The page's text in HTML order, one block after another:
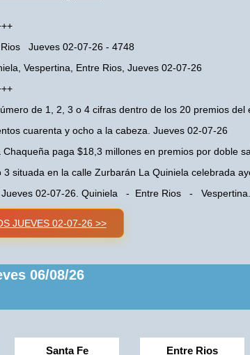
Jueves 02-07-26 - 4748
Vespertina, Entre Rios, Jueves 02-07-26
de 1, 2, 3 o 4 cifras dentro de los 20 premios del
cuarenta y ocho a la cabeza. Jueves 02-07-26
paga $18,3 millones en premios por doble
situada en la calle Zurbarán La Quiniela celebrada
02-07-26. Quiniela - Entre Rios - Vespertina.
JUEVES 02-07-26 >>
06/08/26
Santa Fe Entre Rios